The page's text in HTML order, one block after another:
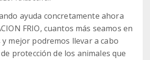
ayuda concretamente ahora
FRIO, cuantos más seamos en
y mejor podremos llevar a cabo
protección de los animales que